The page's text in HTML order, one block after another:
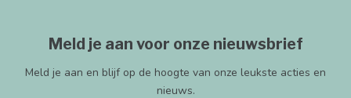
Meld je aan voor onze nieuwsbrief
Meld je aan en blijf op de hoogte van onze leukste acties en
nieuws.